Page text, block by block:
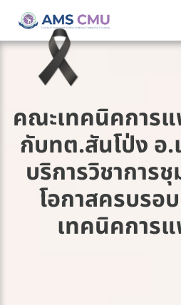
คณะเทคนิคการ
กับทต.สันโป่ง อ
บริการวิชาการ
โอกาสครบรอ
เทคนิคการ